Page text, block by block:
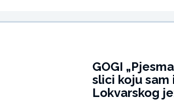
GOGI
slici koju sam
Lokvarskog